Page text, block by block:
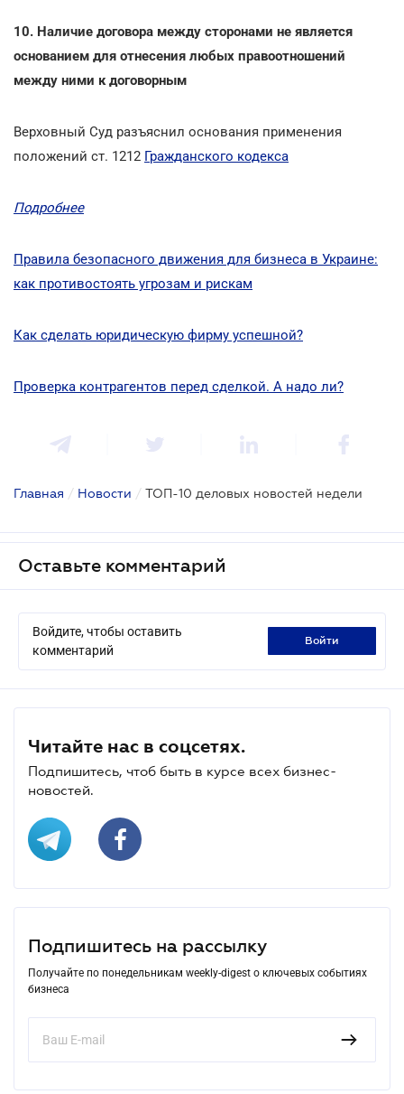
10. Наличие договора между сторонами не является
основанием для отнесения любых правоотношений
между ними к договорным
Верховный Суд разъяснил основания применения
положений ст. 1212 Гражданского кодекса
Подробнее
Правила безопасного движения для бизнеса в Украине:
как противостоять угрозам и рискам
Как сделать юридическую фирму успешной?
Проверка контрагентов перед сделкой. А надо ли?
Главная / Новости / ТОП-10 деловых новостей недели
Оставьте комментарий
Войдите, чтобы оставить
комментарий
войти
Читайте нас в соцсетях.
Подпишитесь, чтоб быть в курсе всех бизнес-
новостей.
Подпишитесь на рассылку
Получайте по понедельникам weekly-digest о ключевых событиях
бизнеса